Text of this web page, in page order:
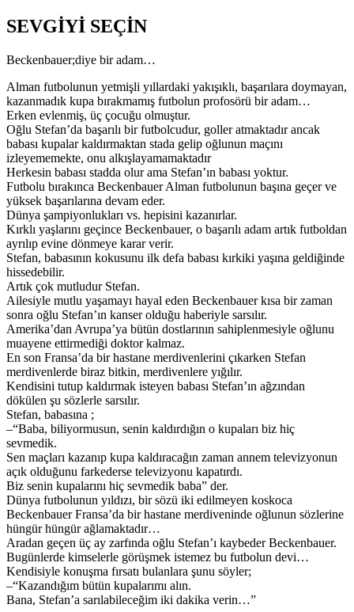
SEVGİYİ SEÇİN
Beckenbauer;diye bir adam…
Alman futbolunun yetmişli yıllardaki yakışıklı, başarılara doymayan,
kazanmadık kupa bırakmamış futbolun profosörü bir adam…
Erken evlenmiş, üç çocuğu olmuştur.
Oğlu Stefan’da başarılı bir futbolcudur, goller atmaktadır ancak
babası kupalar kaldırmaktan stada gelip oğlunun maçını
izleyememekte, onu alkışlayamamaktadır
Herkesin babası stadda olur ama Stefan’ın babası yoktur.
Futbolu bırakınca Beckenbauer Alman futbolunun başına geçer ve
yüksek başarılarına devam eder.
Dünya şampiyonlukları vs. hepisini kazanırlar.
Kırklı yaşlarını geçince Beckenbauer, o başarılı adam artık futboldan
ayrılıp evine dönmeye karar verir.
Stefan, babasının kokusunu ilk defa babası kırkiki yaşına geldiğinde
hissedebilir.
Artık çok mutludur Stefan.
Ailesiyle mutlu yaşamayı hayal eden Beckenbauer kısa bir zaman
sonra oğlu Stefan’ın kanser olduğu haberiyle sarsılır.
Amerika’dan Avrupa’ya bütün dostlarının sahiplenmesiyle oğlunu
muayene ettirmediği doktor kalmaz.
En son Fransa’da bir hastane merdivenlerini çıkarken Stefan
merdivenlerde biraz bitkin, merdivenlere yığılır.
Kendisini tutup kaldırmak isteyen babası Stefan’ın ağzından
dökülen şu sözlerle sarsılır.
Stefan, babasına ;
–“Baba, biliyormusun, senin kaldırdığın o kupaları biz hiç
sevmedik.
Sen maçları kazanıp kupa kaldıracağın zaman annem televizyonun
açık olduğunu farkederse televizyonu kapatırdı.
Biz senin kupalarını hiç sevmedik baba” der.
Dünya futbolunun yıldızı, bir sözü iki edilmeyen koskoca
Beckenbauer Fransa’da bir hastane merdiveninde oğlunun sözlerine
hüngür hüngür ağlamaktadır…
Aradan geçen üç ay zarfında oğlu Stefan’ı kaybeder Beckenbauer.
Bugünlerde kimselerle görüşmek istemez bu futbolun devi…
Kendisiyle konuşma fırsatı bulanlara şunu söyler;
–“Kazandığım bütün kupalarımı alın.
Bana, Stefan’a sarılabileceğim iki dakika verin…”